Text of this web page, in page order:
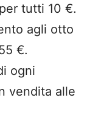
tutti 10 €.
agli otto
€.
ogni
vendita alle